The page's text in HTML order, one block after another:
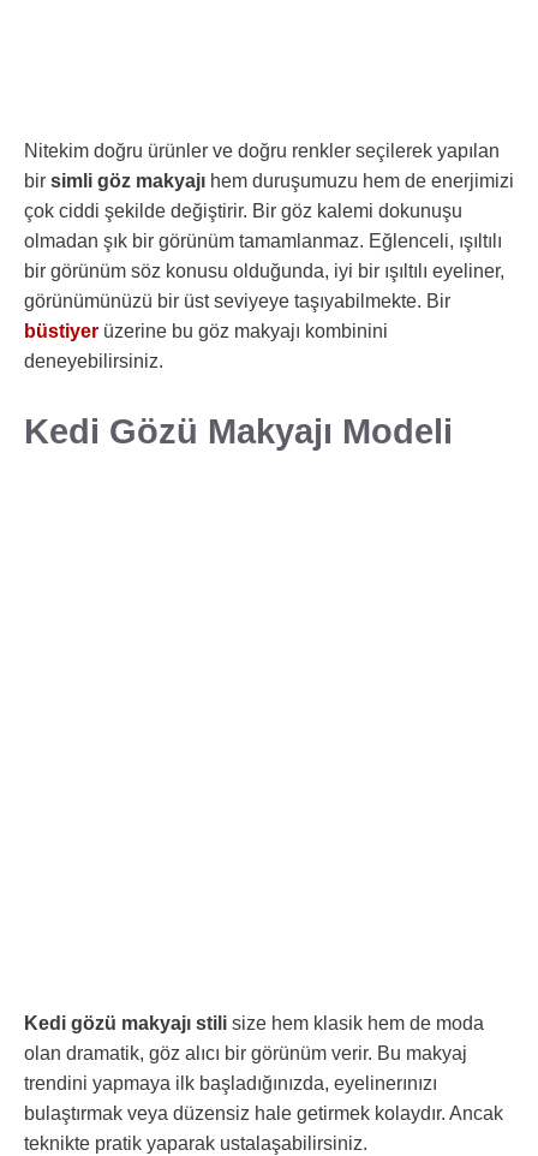
Nitekim doğru ürünler ve doğru renkler seçilerek yapılan
bir simli göz makyajı hem duruşumuzu hem de enerjimizi
çok ciddi şekilde değiştirir. Bir göz kalemi dokunuşu
olmadan şık bir görünüm tamamlanmaz. Eğlenceli, ışıltılı
bir görünüm söz konusu olduğunda, iyi bir ışıltılı eyeliner,
görünümünüzü bir üst seviyeye taşıyabilmekte. Bir
büstiyer üzerine bu göz makyajı kombinini
deneyebilirsiniz.
Kedi Gözü Makyajı Modeli
Kedi gözü makyajı stili size hem klasik hem de moda
olan dramatik, göz alıcı bir görünüm verir. Bu makyaj
trendini yapmaya ilk başladığınızda, eyelinerınızı
bulaştırmak veya düzensiz hale getirmek kolaydır. Ancak
teknikte pratik yaparak ustalaşabilirsiniz.